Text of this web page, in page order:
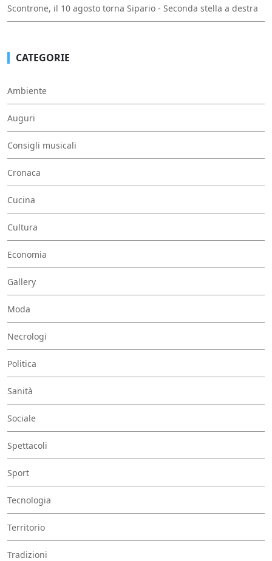
Scontrone, il 10 agosto torna Sipario - Seconda stella a destra
CATEGORIE
Ambiente
Auguri
Consigli musicali
Cronaca
Cucina
Cultura
Economia
Gallery
Moda
Necrologi
Politica
Sanità
Sociale
Spettacoli
Sport
Tecnologia
Territorio
Tradizioni